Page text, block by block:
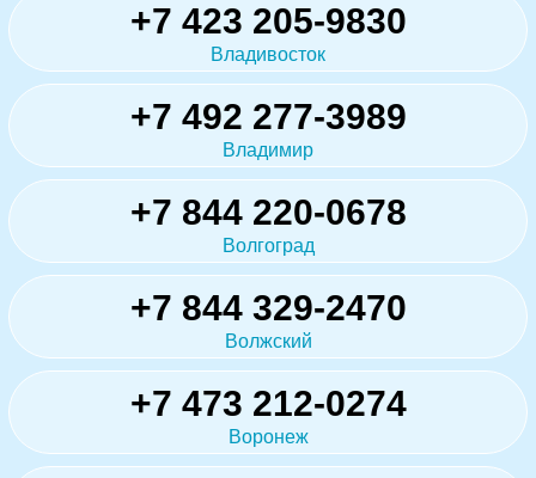
+7 423 205-9830
Владивосток
+7 492 277-3989
Владимир
+7 844 220-0678
Волгоград
+7 844 329-2470
Волжский
+7 473 212-0274
Воронеж